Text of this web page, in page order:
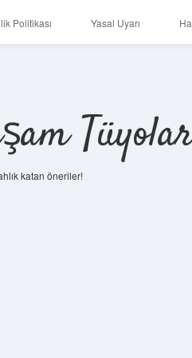
Politikası Yasal Uyarı
katan öneriler!